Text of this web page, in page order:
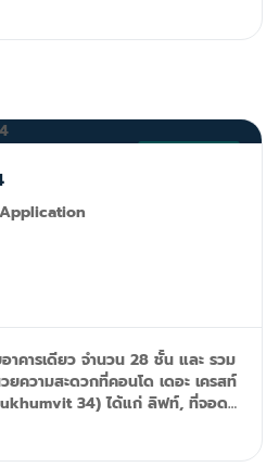
าคารเดียว จำนวน 28 ชั้น และ รวม
ได้แก่ ลิฟท์, ที่จอด